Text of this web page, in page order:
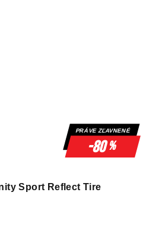
PRÁVE ZĽAVNENÉ
-80%
Sport Reflect Tire